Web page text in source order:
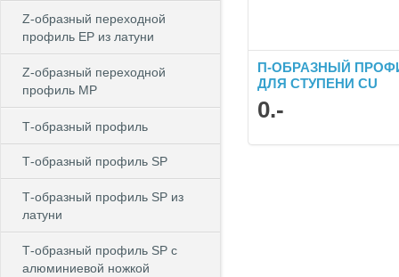
Z-образный переходной
профиль EP из латуни
Z-образный переходной
профиль MP
Т-образный профиль
Т-образный профиль SP
Т-образный профиль SP из
латуни
Т-образный профиль SP c
алюминиевой ножкой
П-ОБРАЗНЫЙ
ДЛЯ СТУПЕНИ CU
0.-